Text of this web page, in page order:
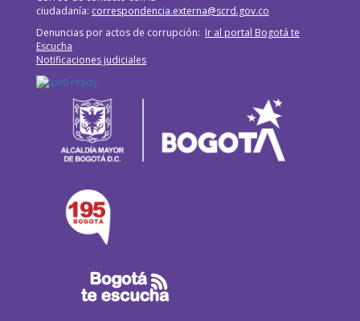
ciudadanía: correspondencia.externa@scrd.gov.co
Denuncias por actos de corrupción: Ir al portal Bogotá te
Escucha
Notificaciones judiciales